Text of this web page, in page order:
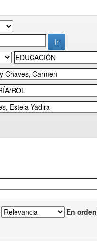
En orden